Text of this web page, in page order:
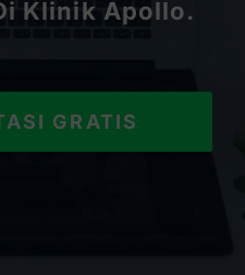
Klinik Apollo.
GRATIS